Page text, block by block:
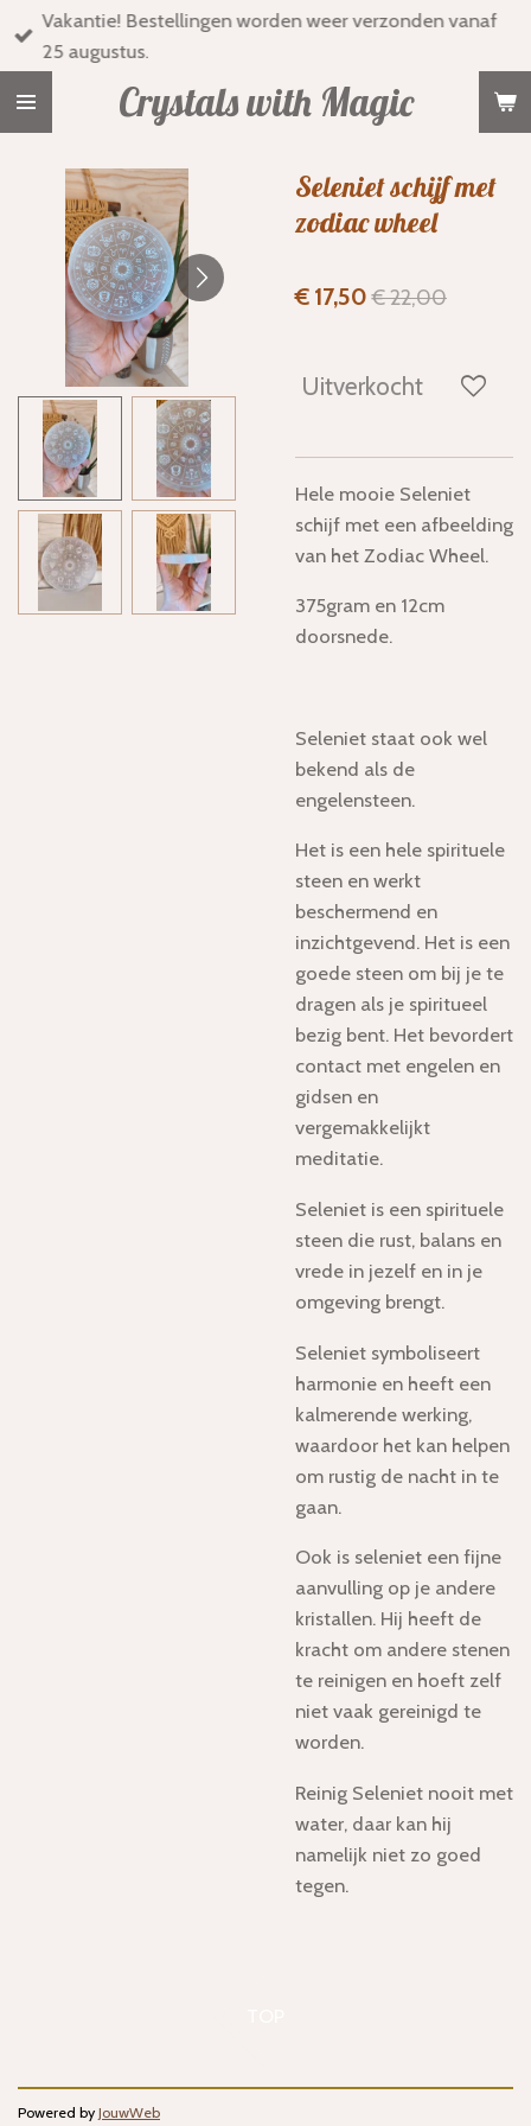
Ga
direct
Crystals with Magic
Vakantie! Bestellingen worden weer verzonden vanaf
25 augustus.
Seleniet schijf met
zodiac wheel
€ 17,50 € 22,00
Uitverkocht
Hele mooie Seleniet
schijf met een afbeelding
van het Zodiac Wheel.
375gram en 12cm
doorsnede.
Seleniet staat ook wel
bekend als de
engelensteen.
Het is een hele spirituele
steen en werkt
beschermend en
inzichtgevend. Het is een
goede steen om bij je te
dragen als je spiritueel
bezig bent. Het bevordert
contact met engelen en
gidsen en
vergemakkelijkt
meditatie.
Seleniet is een spirituele
steen die rust, balans en
vrede in jezelf en in je
omgeving brengt.
Seleniet symboliseert
harmonie en heeft een
kalmerende werking,
waardoor het kan helpen
om rustig de nacht in te
gaan.
Ook is seleniet een fijne
aanvulling op je andere
kristallen. Hij heeft de
kracht om andere stenen
te reinigen en hoeft zelf
niet vaak gereinigd te
worden.
Reinig Seleniet nooit met
water, daar kan hij
namelijk niet zo goed
tegen.
Powered by JouwWeb